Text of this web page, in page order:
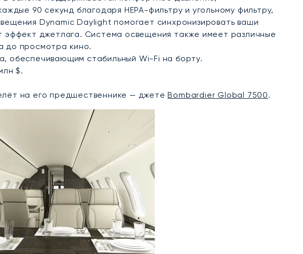
90 секунд благодаря HEPA-фильтру и угольному фильтру,
Dynamic Daylight помогает синхронизировать ваши
эффект джетлага. Система освещения также имеет различные
до просмотра кино.
обеспечивающим стабильный Wi-Fi на борту.
$.
на его предшественнике — джетеBombardier Global 7500.